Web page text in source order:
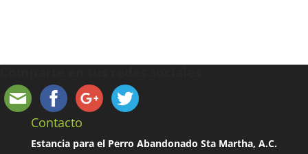
Contacto
Estancia para el Perro Abandonado Sta Martha, A.C.